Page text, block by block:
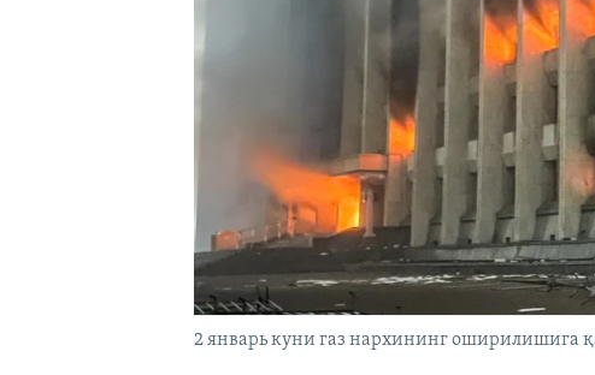
2 январь куни газ нархининг оширилишига